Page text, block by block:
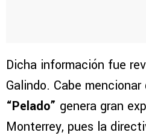
Dicha información fue
Galindo. Cabe
“Pelado” genera gran
Monterrey, pues la